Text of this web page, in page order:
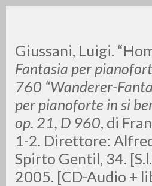
Giussani, Luigi.
Fantasia per
760 “Wanderer-
per pianoforte in si
op. 21, D 960, di
1-2. Direttore:
Spirto Gentil, 34.
2005. [CD-Audio +
0